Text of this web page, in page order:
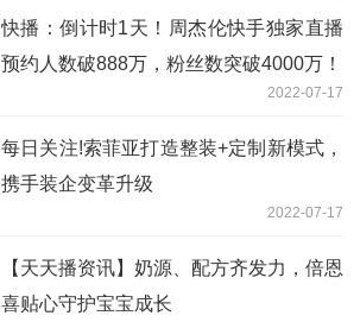
快播：倒计时1天！周杰伦快手独家直播
预约人数破888万，粉丝数突破4000万！
2022-07-17
每日关注!索菲亚打造整装+定制新模式，
携手装企变革升级
2022-07-17
【天天播资讯】奶源、配方齐发力，倍恩
喜贴心守护宝宝成长